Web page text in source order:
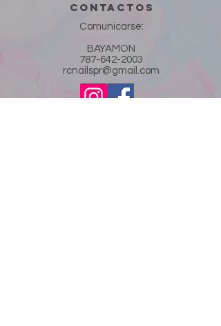
contactos
Comunicarse:
BAYAMON
787-642-2003
rcnailspr@gmail.com